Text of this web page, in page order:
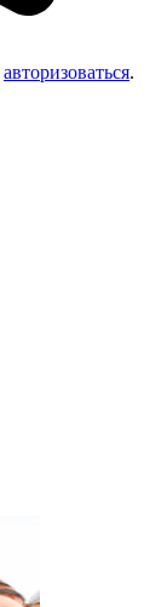
авторизоваться.